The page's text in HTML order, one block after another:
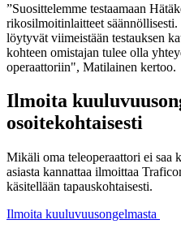
”Suosittelemme testaamaan
rikosilmoitinlaitteet
löytyvät viimeistään testauksen
kohteen omistajan tulee olla
operaattoriin", Matilainen kertoo.
Ilmoita
osoitekohtaisesti
Mikäli oma teleoperaattori ei saa
asiasta kannattaa ilmoittaa
käsitellään tapauskohtaisesti.
Ilmoita kuuluvuusongelmasta